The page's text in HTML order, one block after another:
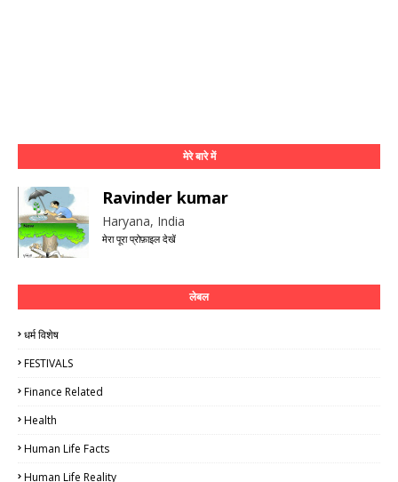
मेरे बारे में
Ravinder kumar
Haryana, India
मेरा पूरा प्रोफ़ाइल देखें
लेबल
धर्म विशेष
FESTIVALS
Finance Related
Health
Human Life Facts
Human Life Reality